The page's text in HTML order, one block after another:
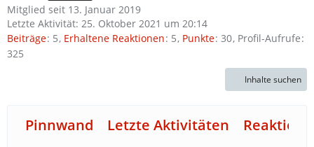
Mitglied seit 13. Januar 2019
Letzte Aktivität: 25. Oktober 2021 um 20:14
Beiträge 5 Erhaltene Reaktionen 5 Punkte 30 Profil-Aufrufe
325
Inhalte suchen
Pinnwand Letzte Aktivitäten